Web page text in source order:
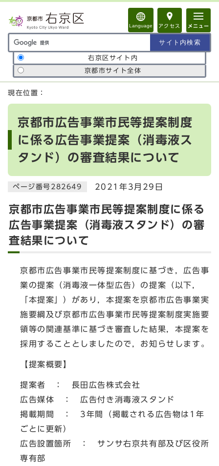
Language アクセス メニュー
サイト内検索の範囲
右京区サイト内
京都市サイト全体
ここから本文です
現在位置：
京都市広告事業市民等提案制度
に係る広告事業提案（消毒液ス
タンド）の審査結果について
ページ番号282649 2021年3月29日
京都市広告事業市民等提案制度に係る
広告事業提案（消毒液スタンド）の審
査結果について
京都市広告事業市民等提案制度に基づき，広告事
業の提案（消毒液一体型広告）の提案（以下，
「本提案」）があり，本提案を京都市広告事業実
施要綱及び京都市広告事業市民等提案制度実施要
領等の関連基準に基づき審査した結果，本提案を
採用することとしましたので，お知らせします。
【提案概要】
提案者 ： 長田広告株式会社
広告媒体 ： 広告付き消毒液スタンド
掲載期間 ： 3年間（掲載される広告物は1年
ごとに更新）
広告設置箇所 ： サンサ右京共有部及び区役所
専有部